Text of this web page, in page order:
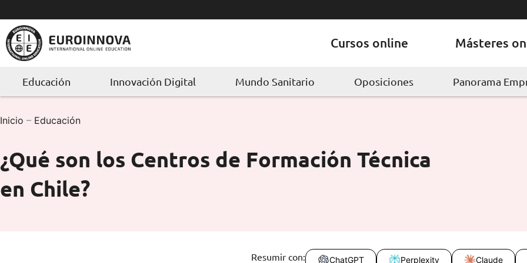
al
contenido
Cursos online Másteres
Educación Innovación Digital Mundo Sanitario Oposiciones Panorama
Inicio – Educación
¿Qué son los Centros de Formación Técnica
en Chile?
Resumir con: ChatGPT Perplexity Claude